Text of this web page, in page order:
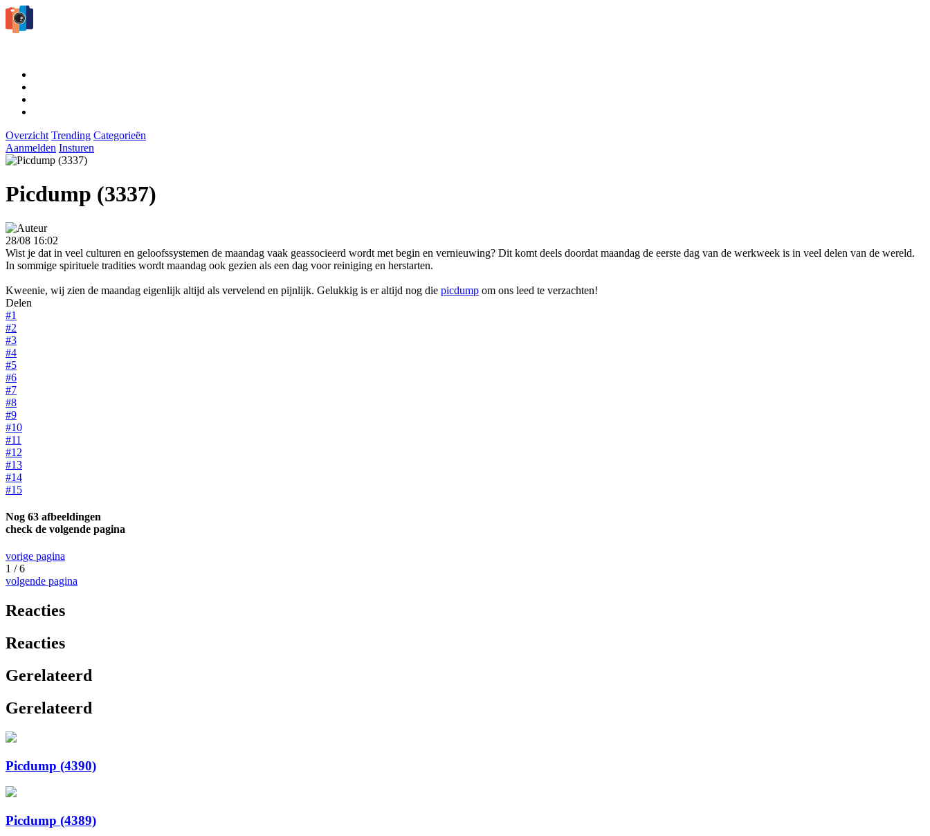
Overzicht Trending Categorieën
Aanmelden Insturen
Picdump (3337)
28/08 16:02
Wist je dat in veel culturen en geloofssystemen de maandag vaak geassocieerd wordt met begin en vernieuwing? Dit komt deels doordat maandag de eerste dag van de werkweek is in veel delen van de wereld.
In sommige spirituele tradities wordt maandag ook gezien als een dag voor reiniging en herstarten.
Kweenie, wij zien de maandag eigenlijk altijd als vervelend en pijnlijk. Gelukkig is er altijd nog die picdump om ons leed te verzachten!
Delen
#1
#2
#3
#4
#5
#6
#7
#8
#9
#10
#11
#12
#13
#14
#15
Nog 63 afbeeldingen
check de volgende pagina
vorige pagina
1 / 6
volgende pagina
Reacties
Reacties
Gerelateerd
Gerelateerd
Picdump (4390)
Picdump (4389)